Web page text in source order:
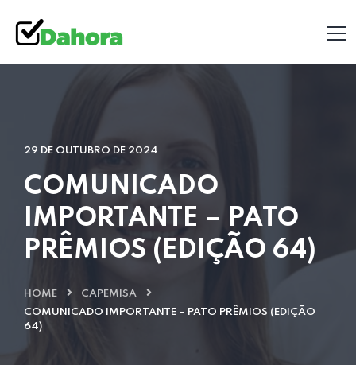
29 DE OUTUBRO DE 2024
COMUNICADO
IMPORTANTE – PATO
PRÊMIOS (EDIÇÃO 64)
HOME
CAPEMISA
COMUNICADO IMPORTANTE – PATO PRÊMIOS (EDIÇÃO
64)